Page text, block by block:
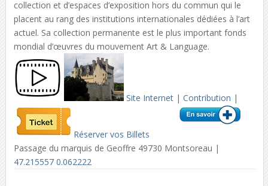
collection et d’espaces d’exposition hors du commun qui le
placent au rang des institutions internationales dédiées à l’art
actuel. Sa collection permanente est le plus important fonds
mondial d’œuvres du mouvement Art & Language.
Site Internet| Contribution |
Réserver vos Billets
Passage du marquis de Geoffre 49730 Montsoreau |
47.215557 0.062222